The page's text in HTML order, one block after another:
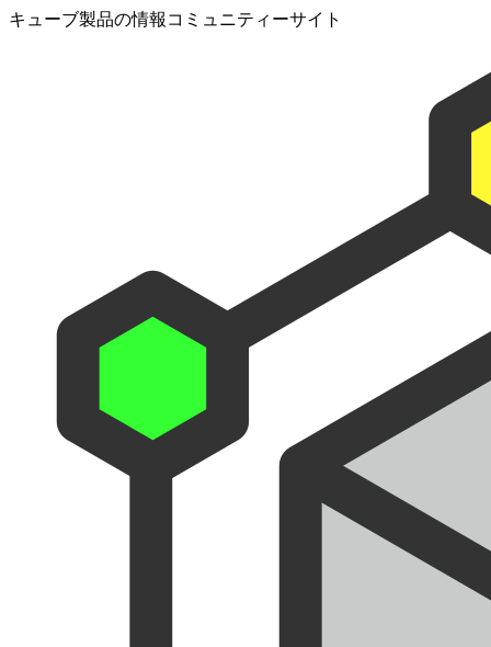
キューブ製品の情報コミュニティーサイト